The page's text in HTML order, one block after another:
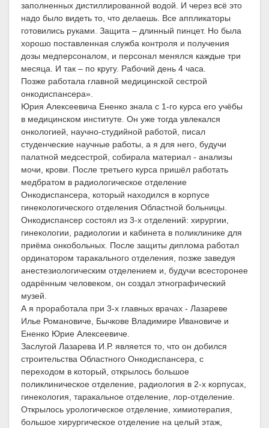
заполненных дистиллированной водой. И через всё это
надо было видеть то, что делаешь. Все аппликаторы
готовились руками. Защита – длинный пинцет. Но была
хорошо поставленная служба контроля и получения
дозы медперсоналом, и персонал менялся каждые три
месяца. И так – по кругу. Рабочий день 4 часа.
Позже работала главной медицинской сестрой
онкодиспансера».
Юрия Алексеевича Ененко знала с 1-го курса его учёбы
в медицинском институте. Он уже тогда увлекался
онкологией, научно-студийной работой, писал
студенческие научные работы, а я для него, будучи
палатной медсестрой, собирала материал - анализы
мочи, крови. После третьего курса пришёл работать
медбратом в радиологическое отделение
Онкодиспансера, который находился в корпусе
гинекологического отделения Областной больницы.
Онкодиспансер состоял из 3-х отделений: хирургии,
гинекологии, радиологии и кабинета в поликлинике для
приёма онкобольных. После защиты диплома работал
ординатором таракального отделения, позже заведуя
анестезиологическим отделением и, будучи всесторонее
одарённым человеком, он создал этнографический
музей.
А я проработала при 3-х главных врачах - Лазареве
Илье Романовиче, Бычкове Владимире Ивановиче и
Ененко Юрие Алексеевиче.
Заслугой Лазарева И.Р. является то, что он добился
строительства Областного Онкодиспансера, с
переходом в который, открылось большое
поликлиническое отделение, радиология в 2-х корпусах,
гинекология, таракальное отделение, лор-отделение.
Открылось урологическое отделение, химиотерапия,
большое хирургическое отделение на целый этаж,